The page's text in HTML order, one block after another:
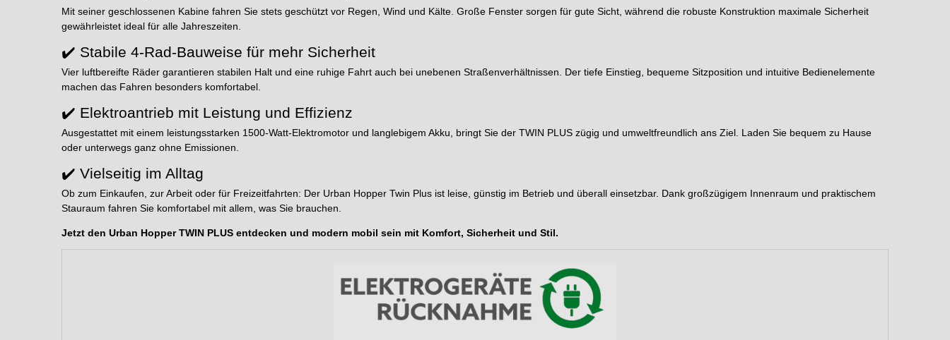
Mit seiner geschlossenen Kabine fahren Sie stets geschützt vor Regen, Wind und Kälte. Große Fenster sorgen für gute Sicht, während die robuste Konstruktion maximale Sicherheit
gewährleistet ideal für alle Jahreszeiten.
✔️ Stabile 4-Rad-Bauweise für mehr Sicherheit
Vier luftbereifte Räder garantieren stabilen Halt und eine ruhige Fahrt auch bei unebenen Straßenverhältnissen. Der tiefe Einstieg, bequeme Sitzposition und intuitive Bedienelemente
machen das Fahren besonders komfortabel.
✔️ Elektroantrieb mit Leistung und Effizienz
Ausgestattet mit einem leistungsstarken 1500-Watt-Elektromotor und langlebigem Akku, bringt Sie der TWIN PLUS zügig und umweltfreundlich ans Ziel. Laden Sie bequem zu Hause
oder unterwegs ganz ohne Emissionen.
✔️ Vielseitig im Alltag
Ob zum Einkaufen, zur Arbeit oder für Freizeitfahrten: Der Urban Hopper Twin Plus ist leise, günstig im Betrieb und überall einsetzbar. Dank großzügigem Innenraum und praktischem
Stauraum fahren Sie komfortabel mit allem, was Sie brauchen.
Jetzt den Urban Hopper TWIN PLUS entdecken und modern mobil sein mit Komfort, Sicherheit und Stil.